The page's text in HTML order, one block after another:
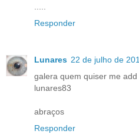
Responder
Lunares 22 de julho de
galera quem quiser me add
lunares83
abraços
Responder